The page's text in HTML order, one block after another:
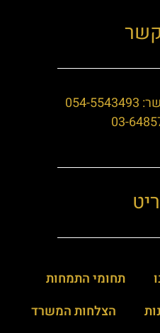
03-
תחומי התמחות
הצלחות המשרד